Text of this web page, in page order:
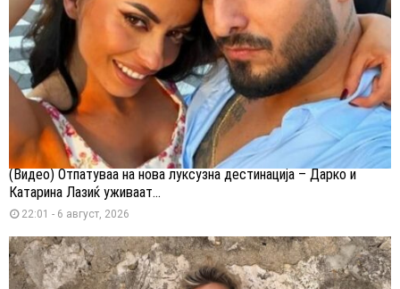
(Видео) Отпатуваа на нова луксузна дестинација – Дарко и
Катарина Лазиќ уживаат...
22:01 - 6 август, 2026